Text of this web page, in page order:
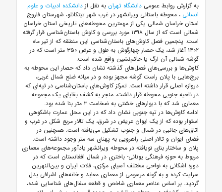
به گزارش روابط عمومی دانشگاه تهران به نقل از دانشکده ادبیات و علوم
انسانی ، محوطه باستانی ویرانشهر در غرب شهر تیتکانلو، شهرستان فاروج
استان خراسان شمالی یکی از مهمترین محوطه‌های تاریخی استان خراسان
شمالی است که از سال ۱۳۹۸ مورد بررسی و کاوش باستان‌شناسی قرار گرفته
است. پنجمین فصل کاوش‌های باستان‌شناسی این منطقه که از تیر ماه
۱۴۰۲ آغاز شد، یک حصار چهارگوش به طول و عرض ۳۵۰ متر است که در
گوشه شمالی آن ارگ یا حاکم‌نشین واقع شده است.
کاوش‌ها و بررسی‌های فصل‌های گذشته نشان داد که حصار این محوطه به
برج‌هایی با پلان راست گوشه مجهز بوده و در میانه ضلع شمال غربی،
دروازه اصلی قرار داشته است. تمرکز کاوش‌های باستان‌شناسی در تپه‌ای که
در ناحیه جنوبی محوطه قرار داشت، منجر به کشف بقایای یک مجموعه
معماری شد که با دیوارهای خشتی به ضخامت ۳ متر بنا شده بود.
ادامه کاوش‌ها در تپه جنوبی نشان داد که در این محل عمارت باشکوهی
استوار بوده که از یک ایوان عریض در شرق، یک تالار مربع شکل در غرب و
اتاق‌های جانبی در شمال و جنوب تشکیل می‌یافته است. همچنین در
فضای ایوان و تالار اصلی راهرویی به پهنای سه متر وجود داشته است.
پلان و ساختار بنای نویافته در محوطه ویرانشهر یادآور مجموعه‌های معماری
مربوط به حوزه فرهنگی یونانی- باختری در شمال افغانستان است که در
دوره اشکانی به نواحی مختلف آسیای مرکزی، فلات ایران و بین‌النهرین
سرایت کرده و به گونه مرسومی از معماری معابد و خانه‌های اشرافی بدل
گردید. بر اساس عناصر معماری شاخص و قطعه سفال‌های شناسایی شده،